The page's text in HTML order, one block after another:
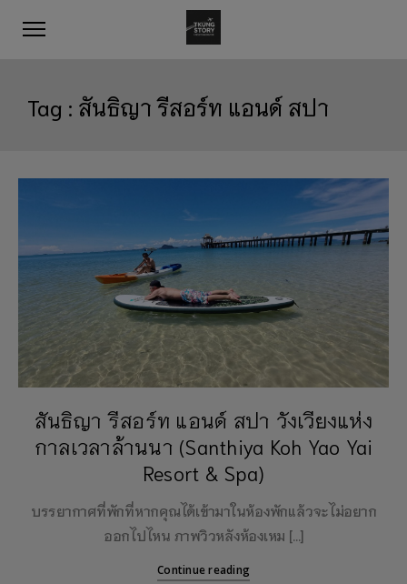
Tag : สันธิญา รีสอร์ท แอนด์ สปา
สันธิญา รีสอร์ท แอนด์ สปา วังเวียงแห่ง
กาลเวลาล้านนา (Santhiya Koh Yao Yai
Resort & Spa)
บรรยากาศที่พักที่หากคุณได้เข้ามาในห้องพักแล้วจะไม่อยาก
ออกไปไหน ภาพวิวหลังห้องเหม […]
Continue reading